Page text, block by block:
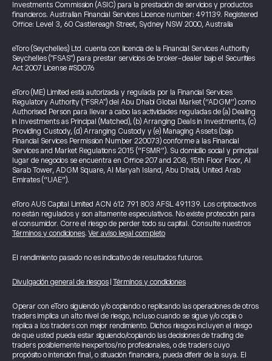
Investments Commission (ASIC) para la prestación de servicios y productos
financieros. Australian Financial Services Licence number: 491139. Registered
Office: Level 3, 60 Castlereagh Street, Sydney NSW 2000, Australia
eToro (Seychelles) Ltd. cuenta con licencia de la Financial Services Authority
Seychelles ("FSAS") para prestar servicios de broker-dealer bajo el Securities
Act 2007 License #SD076
eToro (ME) Limited está autorizada y regulada por la Financial Services
Regulatory Authority ("FSRA") del Abu Dhabi Global Market (“ADGM”) como
Authorised Person para llevar a cabo las actividades reguladas de (a) Dealing
in Investments as Principal (Matched), (b) Arranging Deals in Investments, (c)
Providing Custody, (d) Arranging Custody y (e) Managing Assets (bajo
Financial Services Permission Number 220073) conforme a las Financial
Services and Market Regulations 2015 (“FSMR”). Su domicilio social y principal
lugar de negocios se encuentra en Office 207 and 208, 15th Floor Floor, Al
Sarab Tower, ADGM Square, Al Maryah Island, Abu Dhabi, United Arab
Emirates (“UAE”).
eToro AUS Capital Limited ACN 612 791 803 AFSL 491139. Los criptoactivos
no están regulados y son altamente especulativos. No existe protección para
el consumidor. Corre el riesgo de perder todo su capital. Consulte nuestros
Términos y condiciones.Ver aviso legal completo
El rendimiento pasado no es indicativo de resultados futuros.
Divulgación general de riesgos Términos y condiciones
Operar con eToro siguiendo y/o copiando o replicando las operaciones de otros
traders implica un alto nivel de riesgo, incluso cuando se sigue y/o copia o
replica a los traders con mejor rendimiento. Dichos riesgos incluyen el riesgo
de que usted pueda estar siguiendo/copiando las decisiones de trading de
traders posiblemente inexpertos/no profesionales, o de traders cuyo
propósito o intención final, o situación financiera, pueda diferir de la suya. El